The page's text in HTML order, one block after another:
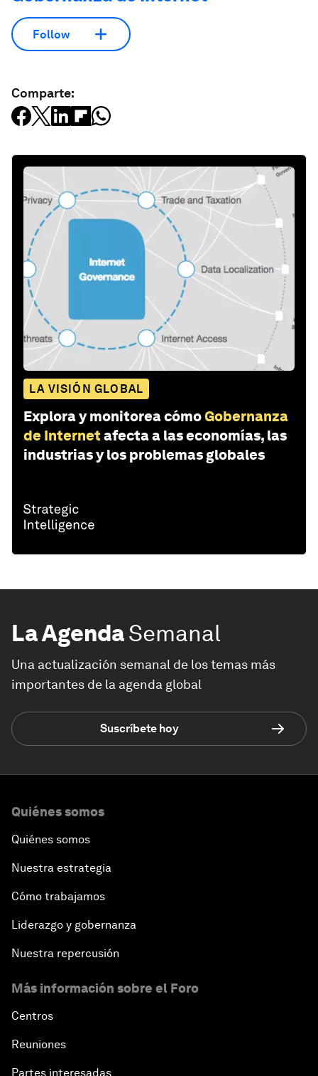
Follow
Comparte:
LA VISIÓN GLOBAL
Explora y monitorea cómoGobernanza
de Internetafecta a las economías, las
industrias y los problemas globales
La AgendaSemanal
Una actualización semanal de los temas más
importantes de la agenda global
Suscríbete hoy
Quiénes somos
Quiénes somos
Nuestra estrategia
Cómo trabajamos
Liderazgo y gobernanza
Nuestra repercusión
Más información sobre el Foro
Centros
Reuniones
Partes interesadas